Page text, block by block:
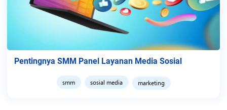
Pentingnya SMM Panel Layanan Media Sosial
smm sosial media marketing